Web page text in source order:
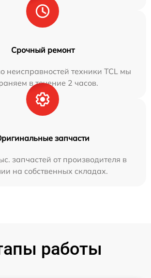
Срочный ремонт
неисправностей техники TCL мы
в течение 2 часов.
запчасти
запчастей от производителя в
на собственных складах.
работы